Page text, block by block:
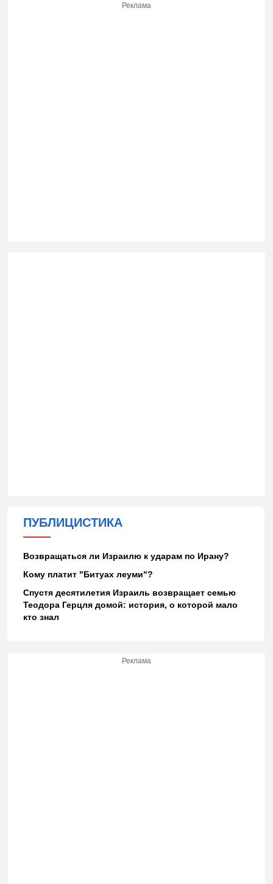
Реклама
ПУБЛИЦИСТИКА
Возвращаться ли Израилю к ударам по Ирану?
Кому платит "Битуах леуми"?
Спустя десятилетия Израиль возвращает семью
Теодора Герцля домой: история, о которой мало
кто знал
Реклама